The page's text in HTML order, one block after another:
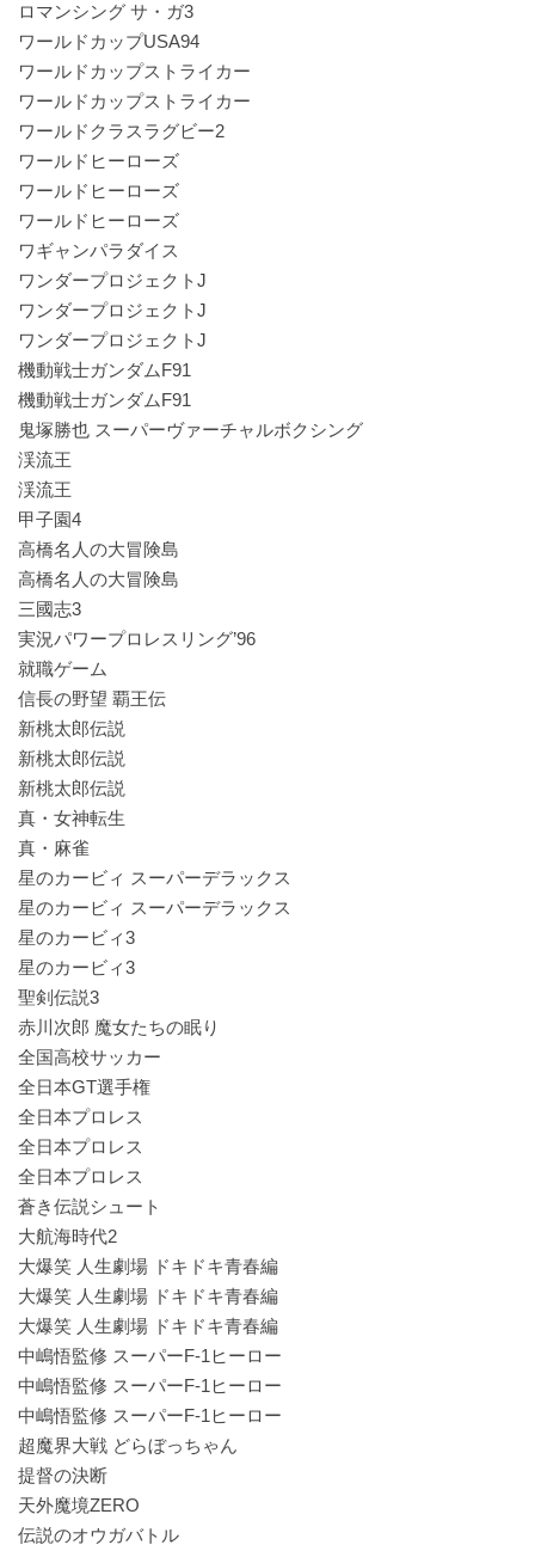
ロマンシング サ・ガ3
ワールドカップUSA94
ワールドカップストライカー
ワールドカップストライカー
ワールドクラスラグビー2
ワールドヒーローズ
ワールドヒーローズ
ワールドヒーローズ
ワギャンパラダイス
ワンダープロジェクトJ
ワンダープロジェクトJ
ワンダープロジェクトJ
機動戦士ガンダムF91
機動戦士ガンダムF91
鬼塚勝也 スーパーヴァーチャルボクシング
渓流王
渓流王
甲子園4
高橋名人の大冒険島
高橋名人の大冒険島
三國志3
実況パワープロレスリング’96
就職ゲーム
信長の野望 覇王伝
新桃太郎伝説
新桃太郎伝説
新桃太郎伝説
真・女神転生
真・麻雀
星のカービィ スーパーデラックス
星のカービィ スーパーデラックス
星のカービィ3
星のカービィ3
聖剣伝説3
赤川次郎 魔女たちの眠り
全国高校サッカー
全日本GT選手権
全日本プロレス
全日本プロレス
全日本プロレス
蒼き伝説シュート
大航海時代2
大爆笑 人生劇場 ドキドキ青春編
大爆笑 人生劇場 ドキドキ青春編
大爆笑 人生劇場 ドキドキ青春編
中嶋悟監修 スーパーF-1ヒーロー
中嶋悟監修 スーパーF-1ヒーロー
中嶋悟監修 スーパーF-1ヒーロー
超魔界大戦 どらぼっちゃん
提督の決断
天外魔境ZERO
伝説のオウガバトル